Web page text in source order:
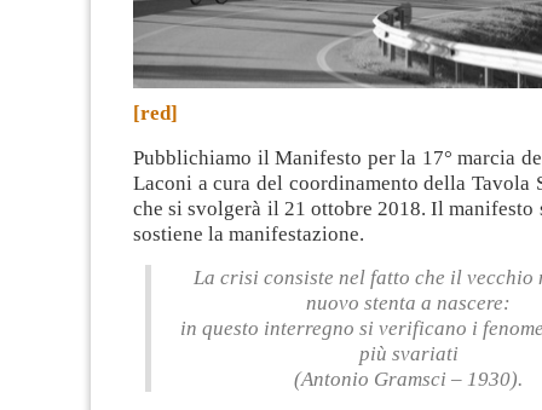
[red]
Pubblichiamo il Manifesto per la 17° marcia
Laconi a cura del coordinamento della Tavola
che si svolgerà il 21 ottobre 2018. Il manifesto
sostiene la manifestazione.
La crisi consiste nel fatto che il vecchio
nuovo stenta a nascere:
in questo interregno si verificano i
più svariati
(Antonio Gramsci – 1930).